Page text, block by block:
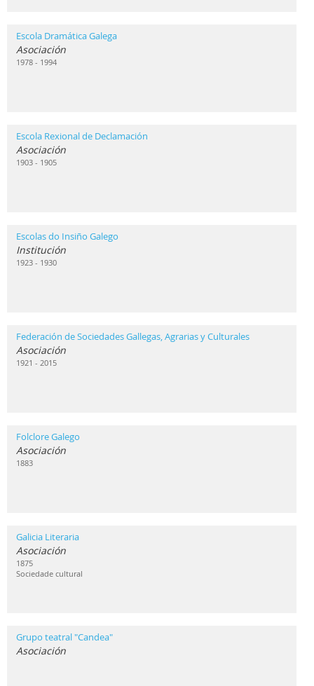
Escola Dramática Galega
Asociación
1978 - 1994
Escola Rexional de Declamación
Asociación
1903 - 1905
Escolas do Insiño Galego
Institución
1923 - 1930
Federación de Sociedades Gallegas, Agrarias y Culturales
Asociación
1921 - 2015
Folclore Galego
Asociación
1883
Galicia Literaria
Asociación
1875
Sociedade cultural
Grupo teatral "Candea"
Asociación